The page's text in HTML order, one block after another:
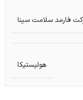
فارمد سلامت سینا
هولیستیکا